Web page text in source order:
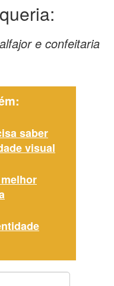
queria:
e confeitaria
saber
visual